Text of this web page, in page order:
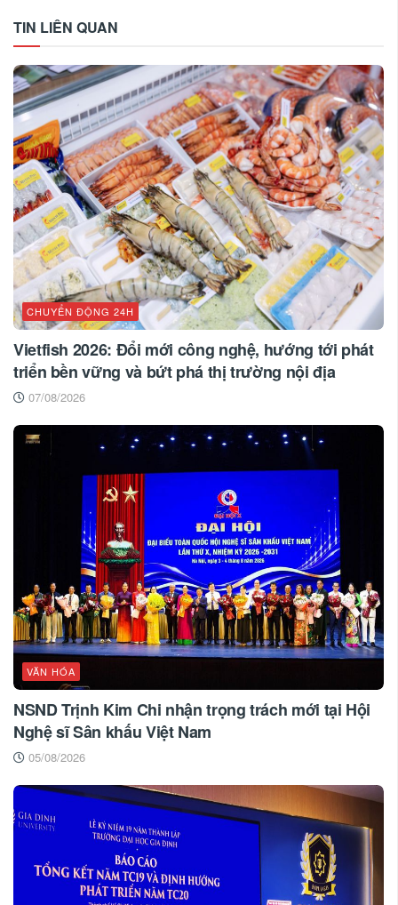
TIN LIÊN QUAN
CHUYỂN ĐỘNG 24H
Vietfish 2026: Đổi mới công nghệ, hướng tới phát
triển bền vững và bứt phá thị trường nội địa
07/08/2026
VĂN HÓA
NSND Trịnh Kim Chi nhận trọng trách mới tại Hội
Nghệ sĩ Sân khấu Việt Nam
05/08/2026